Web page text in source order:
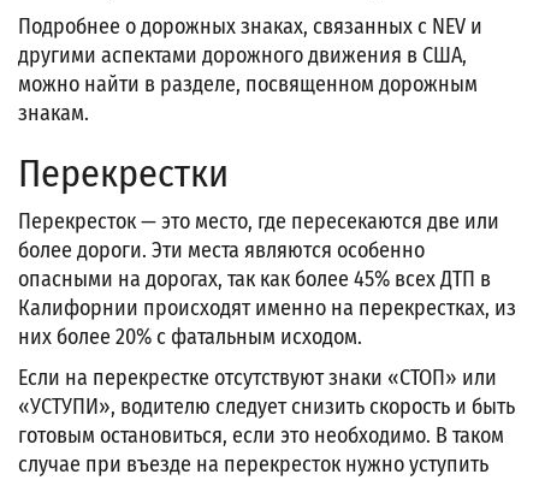
Подробнее о дорожных знаках, связанных с NEV и
другими аспектами дорожного движения в США,
можно найти в разделе, посвященном дорожным
знакам.
Перекрестки
Перекресток — это место, где пересекаются две или
более дороги. Эти места являются особенно
опасными на дорогах, так как более 45% всех ДТП в
Калифорнии происходят именно на перекрестках, из
них более 20% с фатальным исходом.
Если на перекрестке отсутствуют знаки «СТОП» или
«УСТУПИ», водителю следует снизить скорость и быть
готовым остановиться, если это необходимо. В таком
случае при въезде на перекресток нужно уступить